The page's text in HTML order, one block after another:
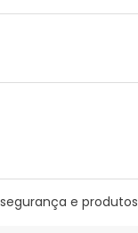
e produtos